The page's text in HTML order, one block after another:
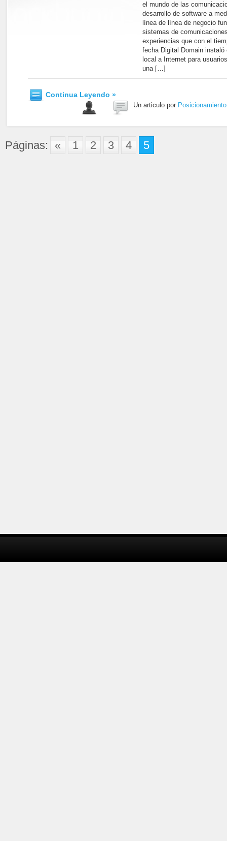
el mundo de las
desarrollo de software a
línea de línea de negocio
sistemas de
experiencias que con el
fecha Digital Domain
local a Internet para
una […]
Continua Leyendo »
Un articulo por
Páginas: « 1 2 3 4 5